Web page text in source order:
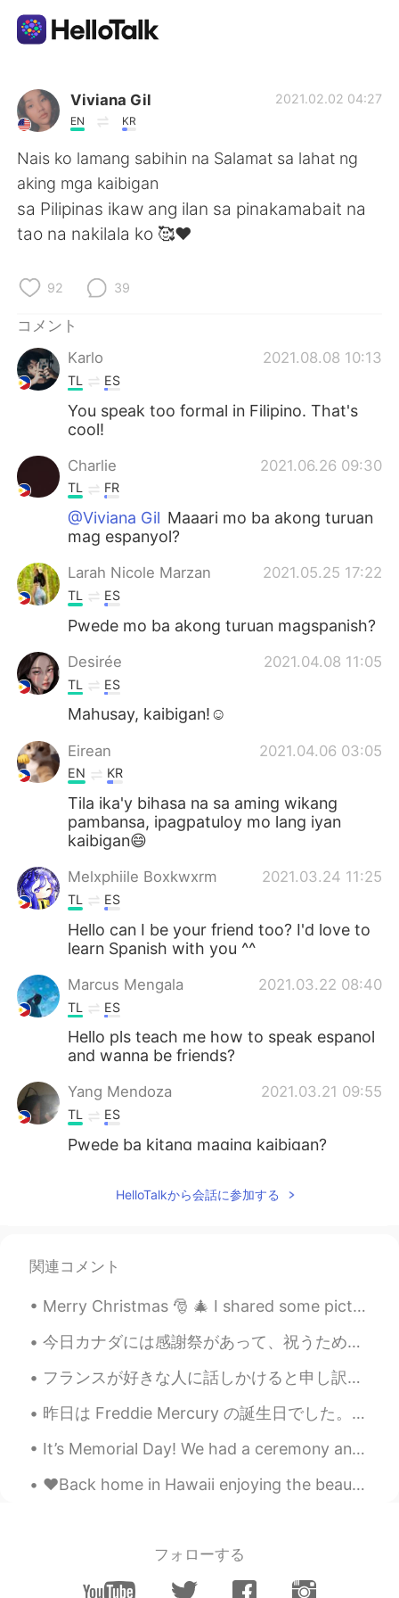
語学交換アプリ
AI Grammar Checker
日本語
العربية
Deutsch 한국어
Indonesia
Türkçe Tiếng Việt
Português
Viviana Gil
EN KR
2021.02.02 04:27
Nais ko lamang sabihin na Salamat sa lahat ng
aking mga kaibigan
sa Pilipinas ikaw ang ilan sa pinakamabait na
tao na nakilala ko 🥰❤️
92 39
コメント
Karlo
2021.08.08 10:13
TL ES
You speak too formal in Filipino. That's
cool!
Charlie 2021.06.26 09:30
TL FR
@Viviana Gil Maaari mo ba akong turuan
mag espanyol?
Larah Nicole Marzan 2021.05.25 17:22
TL ES
Pwede mo ba akong turuan magspanish?
Desirée 2021.04.08 11:05
TL ES
Mahusay, kaibigan!☺
Eirean 2021.04.06 03:05
EN KR
Tila ika'y bihasa na sa aming wikang
pambansa, ipagpatuloy mo lang iyan
kaibigan😄
Melxphiile Boxkwxrm 2021.03.24 11:25
TL ES
Hello can I be your friend too? I'd love to
learn Spanish with you ^^
Marcus Mengala 2021.03.22 08:40
TL ES
Hello pls teach me how to speak espanol
and wanna be friends?
Yang Mendoza 2021.03.21 09:55
TL ES
Pwede ba kitang maging kaibigan?
ES
TL EN
Pwede ba kita maging friend?
jewel 2021.02.05 05:47
EN KR
KR
HelloTalkから会話に参加する
関連コメント
Merry Christmas 🎅 🎄 I shared some pictures of the Christmas feasts/meals I've had since coming to...
今日カナダには感謝祭があって、祝うために家族が揃って来たんだ！家族はターキーとを食べたりして、話したりして、私にとって一番楽しい日かな。日本はこんな日があるかな？もちろん休日があるけど、私一年半...
フランスが好きな人に話しかけると申し訳ないと思うのは、僕はフランスのいい思い出が正直あまりないことだ。フランスを好きになってくれて嬉しいし、水を差したくないけど、僕と話したら恐らくフランスのこと...
昨日は Freddie Mercury の誕生日でした。🙂 ちょっとだけ Queen の歌を歌おうと思います。一番好きな Queen の曲です。Love of my life っていう。🙂🙂😊 ...
It’s Memorial Day! We had a ceremony and then went to the beach. I feel better about going to the...
♥️Back home in Hawaii enjoying the beautiful sunset tonight!! Missing Korea ~ but feeling so happ...
フォローする